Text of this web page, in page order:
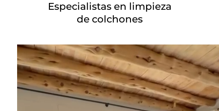
Especialistas en limpieza
de colchones